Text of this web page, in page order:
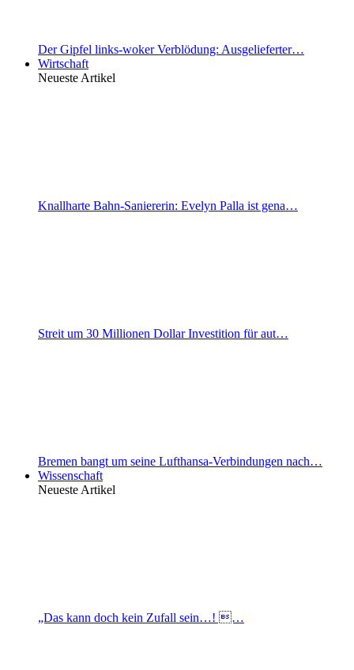
Der Gipfel links-woker Verblödung: Ausgelieferter…
Wirtschaft
Neueste Artikel
Knallharte Bahn-Saniererin: Evelyn Palla ist gena…
Streit um 30 Millionen Dollar Investition für aut…
Bremen bangt um seine Lufthansa-Verbindungen nach…
Wissenschaft
Neueste Artikel
„Das kann doch kein Zufall sein…! …